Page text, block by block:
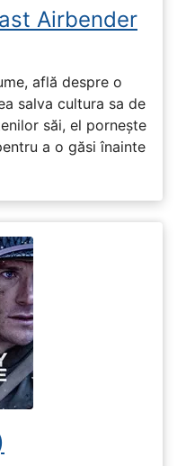
Airbender
află despre o
salva cultura sa de
săi, el pornește
a o găsi înainte